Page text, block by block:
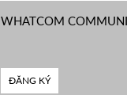
WHATCOM
ĐĂNG KÝ